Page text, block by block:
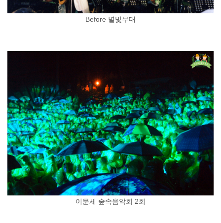
Before 별빛무대
이문세 숲속음악회 2회